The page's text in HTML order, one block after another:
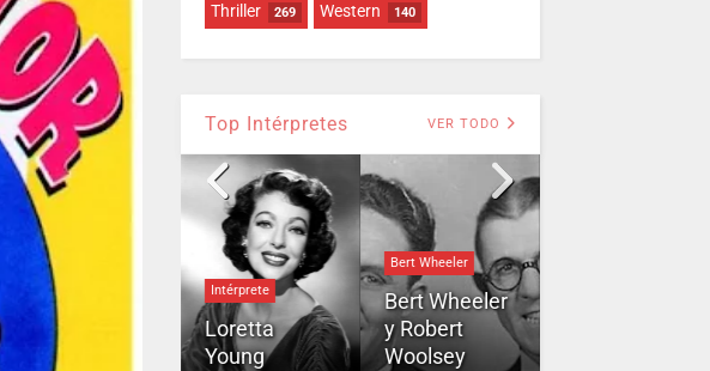
Thriller 269 Western 140
Top Intérpretes VER TODO
Bessie Love
Bessie Love
Intérprete
Loretta
Young
Bert Wheeler
Bert Wheeler
y Robert
Woolsey